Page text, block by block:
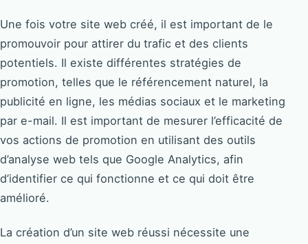
Une fois votre site web créé, il est important de le
promouvoir pour attirer du trafic et des clients
potentiels. Il existe différentes stratégies de
promotion, telles que le référencement naturel, la
publicité en ligne, les médias sociaux et le marketing
par e-mail. Il est important de mesurer l’efficacité de
vos actions de promotion en utilisant des outils
d’analyse web tels que Google Analytics, afin
d’identifier ce qui fonctionne et ce qui doit être
amélioré.
La création d’un site web réussi nécessite une